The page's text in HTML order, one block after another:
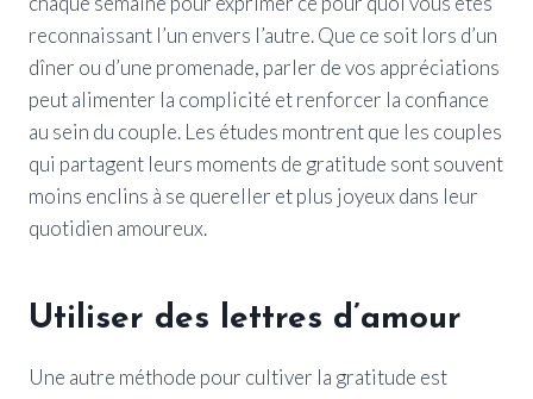
reconnaissant l’un envers l’autre. Que ce soit lors d’un
dîner ou d’une promenade, parler de vos appréciations
peut alimenter la complicité et renforcer la confiance
au sein du couple. Les études montrent que les couples
qui partagent leurs moments de gratitude sont souvent
moins enclins à se quereller et plus joyeux dans leur
quotidien amoureux.
Utiliser des lettres d’amour
Une autre méthode pour cultiver la gratitude est